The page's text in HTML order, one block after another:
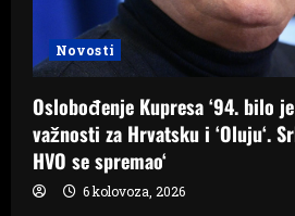
Novosti
Oslobođenje Kupresa ‘94. bilo
važnosti za Hrvatsku i ‘Oluju‘.
HVO se spremao‘
6 kolovoza, 2026